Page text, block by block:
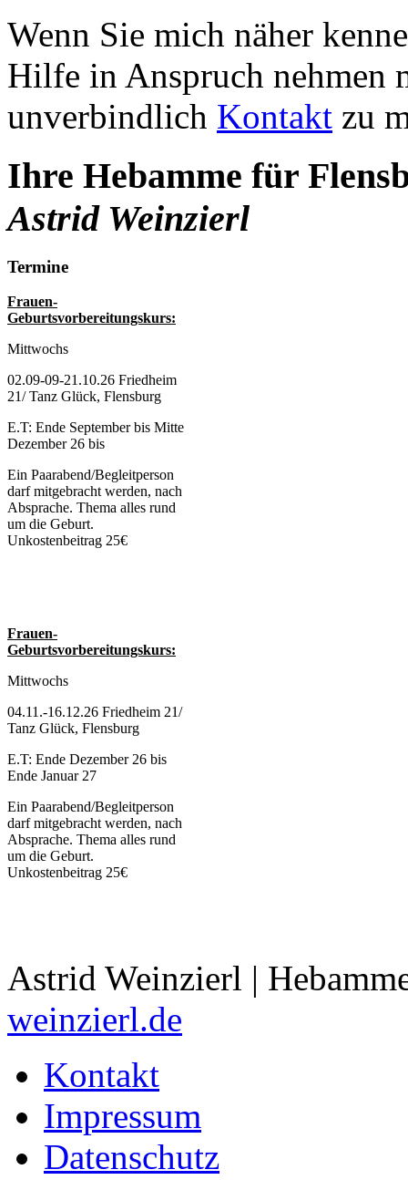
Wenn Sie mich näher
Hilfe in Anspruch nehmen
unverbindlich Kontakt zu
Ihre Hebamme für
Astrid Weinzierl
Termine
Frauen-
Geburtsvorbereitungskurs:
Mittwochs
02.09-09-21.10.26 Friedheim
21/ Tanz Glück, Flensburg
E.T: Ende September bis Mitte
Dezember 26 bis
Ein Paarabend/Begleitperson
darf mitgebracht werden, nach
Absprache. Thema alles rund
um die Geburt.
Unkostenbeitrag 25€
Frauen-
Geburtsvorbereitungskurs:
Mittwochs
04.11.-16.12.26 Friedheim 21/
Tanz Glück, Flensburg
E.T: Ende Dezember 26 bis
Ende Januar 27
Ein Paarabend/Begleitperson
darf mitgebracht werden, nach
Absprache. Thema alles rund
um die Geburt.
Unkostenbeitrag 25€
Astrid Weinzierl |
weinzierl.de
Kontakt
Impressum
Datenschutz